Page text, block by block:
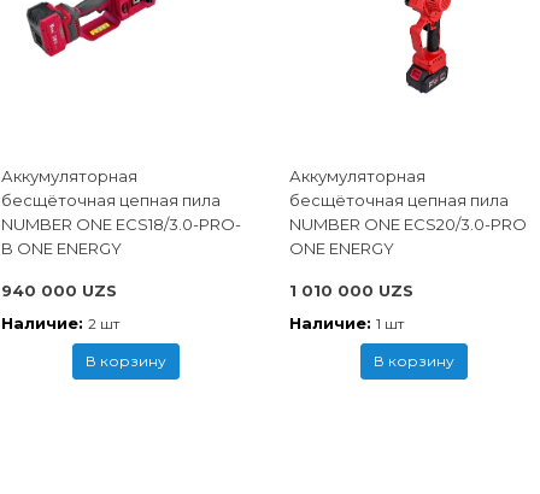
Аккумуляторная
бесщёточная цепная пила
NUMBER ONE ECS18/3.0-PRO-
B ONE ENERGY
940 000 UZS
Наличие: 2 шт
В корзину
Аккумуляторная
бесщёточная цепная пила
NUMBER ONE ECS20/3.0-PRO
ONE ENERGY
1 010 000 UZS
Наличие: 1 шт
В корзину